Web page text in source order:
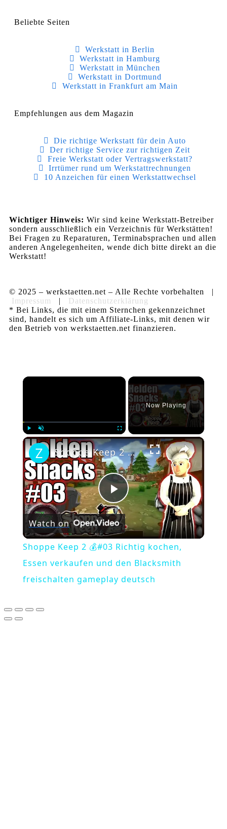
Beliebte Seiten
Werkstatt in Berlin
Werkstatt in Hamburg
Werkstatt in München
Werkstatt in Dortmund
Werkstatt in Frankfurt am Main
Empfehlungen aus dem Magazin
Die richtige Werkstatt für dein Auto
Der richtige Service zur richtigen Zeit
Freie Werkstatt oder Vertragswerkstatt?
Irrtümer rund um Werkstattrechnungen
10 Anzeichen für einen Werkstattwechsel
Wichtiger Hinweis: Wir sind keine Werkstatt-Betreiber
sondern ausschließlich ein Verzeichnis für Werkstätten!
Bei Fragen zu Reparaturen, Terminabsprachen und allen
anderen Angelegenheiten, wende dich bitte direkt an die
Werkstatt!
© 2025 – werkstaetten.net – Alle Rechte vorbehalten |
Impressum
| Datenschutzerklärung
* Bei Links, die mit einem Sternchen gekennzeichnet
sind, handelt es sich um Affiliate-Links, mit denen wir
den Betrieb von werkstaetten.net finanzieren.
×
Play Unmute Fullscreen
Now Playing
×
Play
Video
Shoppe Keep 2 💰#03 Richtig kochen, Essen verkaufen und den Blacksmith freischalten gameplay deutsch
Watch on
Shoppe Keep 2 💰#03 Richtig kochen,
Essen verkaufen und den Blacksmith
freischalten gameplay deutsch